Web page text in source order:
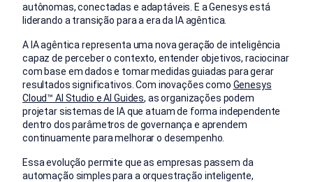
autônomas, conectadas e adaptáveis. E a Genesys está
liderando a transição para a era da IA agêntica.
A IA agêntica representa uma nova geração de inteligência
capaz de perceber o contexto, entender objetivos, raciocinar
com base em dados e tomar medidas guiadas para gerar
resultados significativos. Com inovações como Genesys
Cloud™ AI Studio e AI Guides, as organizações podem
projetar sistemas de IA que atuam de forma independente
dentro dos parâmetros de governança e aprendem
continuamente para melhorar o desempenho.
Essa evolução permite que as empresas passem da
automação simples para a orquestração inteligente,